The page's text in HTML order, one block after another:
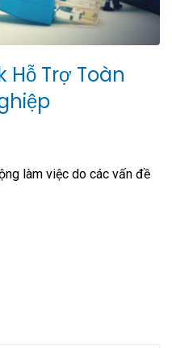
Hỗ Trợ Toàn
làm việc do các vấn đề